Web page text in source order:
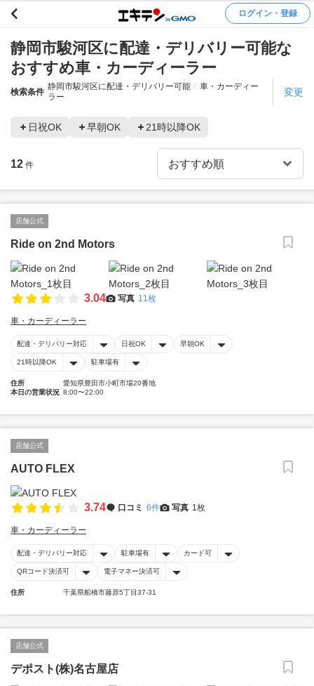
ログイン・登録
静岡市駿河区に配達・デリバリー可能な
おすすめ車・カーディーラー
検索条件
静岡市駿河区に配達・デリバリー可能
車・カーディー
ラー
変更
日祝OK 早朝OK 21時以降OK
12 件
店舗公式
Ride on 2nd Motors
3.04 写真 11枚
車・カーディーラー
配達・デリバリー対応 日祝OK 早朝OK
21時以降OK 駐車場有
住所
愛知県豊田市小町市場20番地
本日の営業状況 8:00〜22:00
店舗公式
AUTO FLEX
3.74 口コミ 6件 写真 1枚
車・カーディーラー
配達・デリバリー対応 駐車場有 カード可
QRコード決済可 電子マネー決済可
住所 千葉県船橋市藤原5丁目37-31
店舗公式
デポスト(株)名古屋店